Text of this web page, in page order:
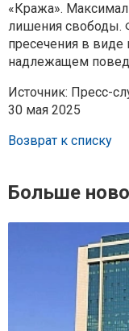
«Кража».
лишения свободы.
пресечения в
надлежащем
Источник: Пресс-
30 мая 2025
Возврат к списку
Больше